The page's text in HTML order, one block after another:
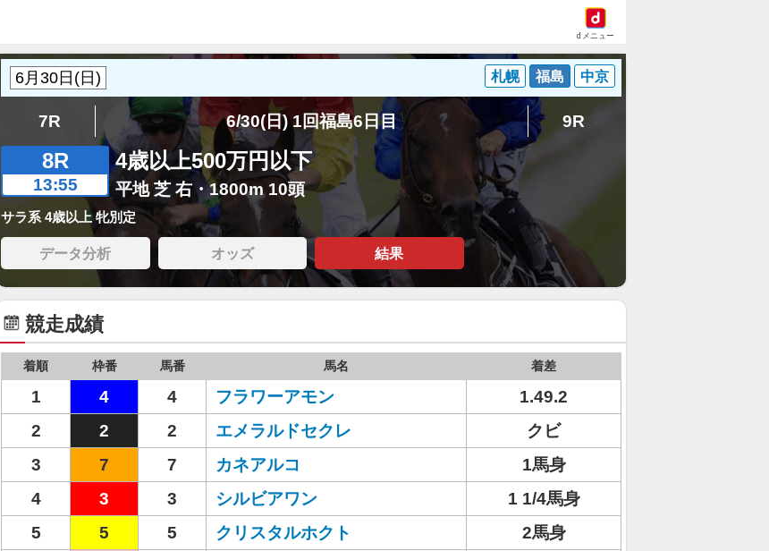
dメニュー
札幌 福島 中京
7R 6/30(日) 1回福島6日目 9R
8R
13:55
4歳以上500万円以下
平地 芝 右・1800m 10頭
サラ系 4歳以上 牝別定
データ分析 オッズ 結果
競走成績
着順 枠番 馬番 馬名 着差
1 4 4 フラワーアモン
1.49.2
2
2 2 エメラルドセクレ
クビ
3
7 7 カネアルコ
1馬身
4
3 3 シルビアワン
1 1/4馬身
5
5 5 クリスタルホクト
2馬身